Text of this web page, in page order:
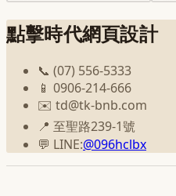
點擊時代網頁設計
📞 (07) 556-5333
📱 0906-214-666
✉️ td@tk-bnb.com
📍 至聖路239-1號
💬 LINE:@096hclbx